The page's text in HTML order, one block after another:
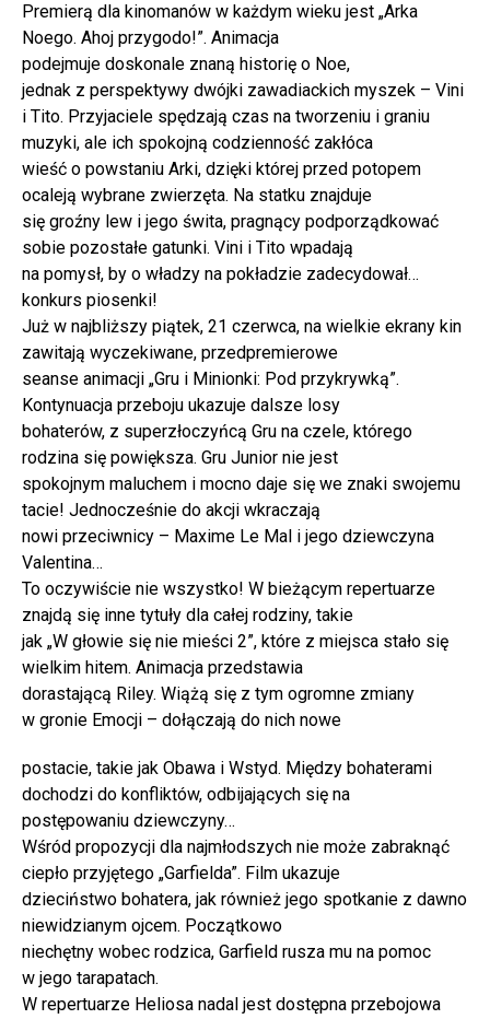
Premierą dla kinomanów w każdym wieku jest „Arka
Noego. Ahoj przygodo!”. Animacja
podejmuje doskonale znaną historię o Noe,
jednak z perspektywy dwójki zawadiackich myszek – Vini
i Tito. Przyjaciele spędzają czas na tworzeniu i graniu
muzyki, ale ich spokojną codzienność zakłóca
wieść o powstaniu Arki, dzięki której przed potopem
ocaleją wybrane zwierzęta. Na statku znajduje
się groźny lew i jego świta, pragnący podporządkować
sobie pozostałe gatunki. Vini i Tito wpadają
na pomysł, by o władzy na pokładzie zadecydował…
konkurs piosenki!
Już w najbliższy piątek, 21 czerwca, na wielkie ekrany kin
zawitają wyczekiwane, przedpremierowe
seanse animacji „Gru i Minionki: Pod przykrywką”.
Kontynuacja przeboju ukazuje dalsze losy
bohaterów, z superzłoczyńcą Gru na czele, którego
rodzina się powiększa. Gru Junior nie jest
spokojnym maluchem i mocno daje się we znaki swojemu
tacie! Jednocześnie do akcji wkraczają
nowi przeciwnicy – Maxime Le Mal i jego dziewczyna
Valentina…
To oczywiście nie wszystko! W bieżącym repertuarze
znajdą się inne tytuły dla całej rodziny, takie
jak „W głowie się nie mieści 2”, które z miejsca stało się
wielkim hitem. Animacja przedstawia
dorastającą Riley. Wiążą się z tym ogromne zmiany
w gronie Emocji – dołączają do nich nowe
postacie, takie jak Obawa i Wstyd. Między bohaterami
dochodzi do konfliktów, odbijających się na
postępowaniu dziewczyny…
Wśród propozycji dla najmłodszych nie może zabraknąć
ciepło przyjętego „Garfielda”. Film ukazuje
dzieciństwo bohatera, jak również jego spotkanie z dawno
niewidzianym ojcem. Początkowo
niechętny wobec rodzica, Garfield rusza mu na pomoc
w jego tarapatach.
W repertuarze Heliosa nadal jest dostępna przebojowa